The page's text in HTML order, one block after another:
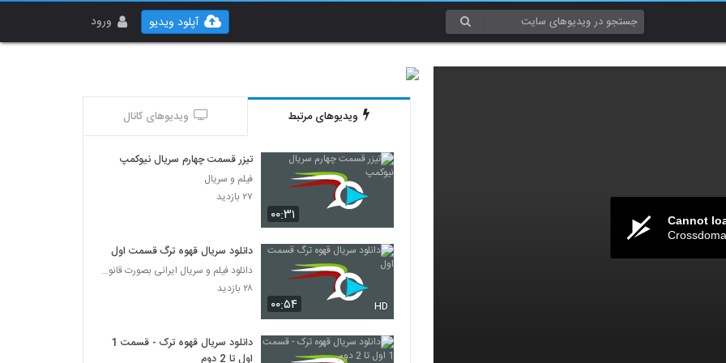
ورود آپلود ویدیو
Cannot
ویدیوهای مرتبط ویدیوهای کانال
۰۰:۳۱
تیزر قسمت چهارم سریال نیوکمپ
فیلم و سریال
۲۷ بازدید
۰۰:۵۴ HD
دانلود سریال قهوه ترگ قسمت اول
دانلود فیلم و سریال ایرانی بصورت قانونی
۲۸ بازدید
دانلود سریال قهوه ترک - قسمت 1
اول تا 2 دوم